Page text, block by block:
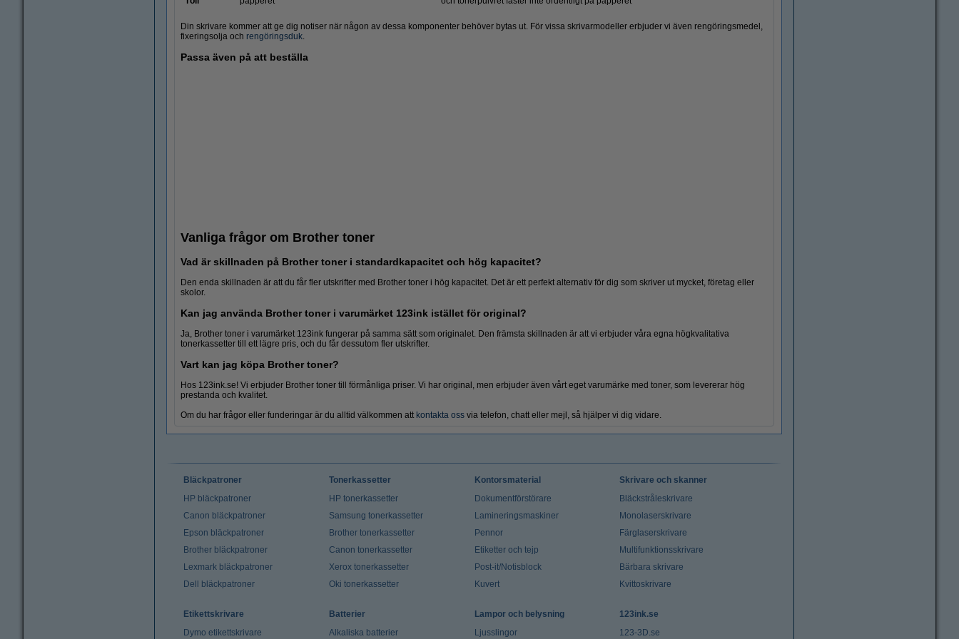
Din skrivare kommer att ge dig notiser när någon av dessa komponenter behöver bytas ut. För vissa skrivarmodeller erbjuder vi även rengöringsmedel,
fixeringsolja och rengöringsduk.
Passa även på att beställa
Vanliga frågor om Brother toner
Vad är skillnaden på Brother toner i standardkapacitet och hög kapacitet?
Den enda skillnaden är att du får fler utskrifter med Brother toner i hög kapacitet. Det är ett perfekt alternativ för dig som skriver ut mycket, företag eller
skolor.
Kan jag använda Brother toner i varumärket 123ink istället för original?
Ja, Brother toner i varumärket 123ink fungerar på samma sätt som originalet. Den främsta skillnaden är att vi erbjuder våra egna högkvalitativa
tonerkassetter till ett lägre pris, och du får dessutom fler utskrifter.
Vart kan jag köpa Brother toner?
Hos 123ink.se! Vi erbjuder Brother toner till förmånliga priser. Vi har original, men erbjuder även vårt eget varumärke med toner, som levererar hög
prestanda och kvalitet.
Om du har frågor eller funderingar är du alltid välkommen att kontakta oss via telefon, chatt eller mejl, så hjälper vi dig vidare.
Bläckpatroner
HP bläckpatroner
Canon bläckpatroner
Epson bläckpatroner
Brother bläckpatroner
Lexmark bläckpatroner
Dell bläckpatroner
Tonerkassetter
HP tonerkassetter
Samsung tonerkassetter
Brother tonerkassetter
Canon tonerkassetter
Xerox tonerkassetter
Oki tonerkassetter
Kontorsmaterial
Dokumentförstörare
Lamineringsmaskiner
Pennor
Etiketter och tejp
Post-it/Notisblock
Kuvert
Skrivare och skanner
Bläckstråleskrivare
Monolaserskrivare
Färglaserskrivare
Multifunktionsskrivare
Bärbara skrivare
Kvittoskrivare
Etikettskrivare
Dymo etikettskrivare
Batterier
Alkaliska batterier
Lampor och belysning
Ljusslingor
123ink.se
123-3D.se